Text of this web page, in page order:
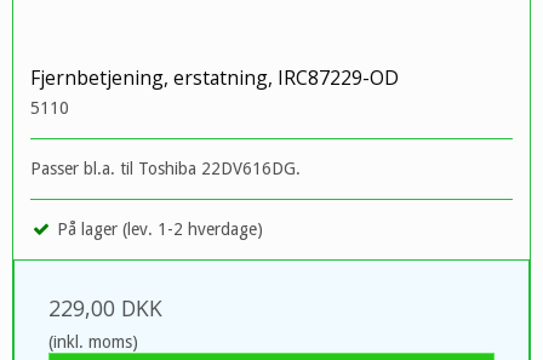
Fjernbetjening, erstatning, IRC87229-OD
5110
Passer bl.a. til Toshiba 22DV616DG.
På lager (lev. 1-2 hverdage)
229,00 DKK
(inkl. moms)